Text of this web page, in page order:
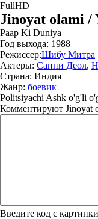
FullHD
Jinoyat olami /
Paap Ki Duniya
Год выхода: 1988
Режиссер:Шибу Митра
Актеры: Санни Деол,
Страна: Индия
Жанр: боевик
Politsiyachi Ashk o'g'li
Комментируют Jinoyat
Введите код с